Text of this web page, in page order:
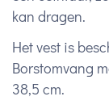
kan dragen.
Het vest is
Borstomvang
38,5 cm.